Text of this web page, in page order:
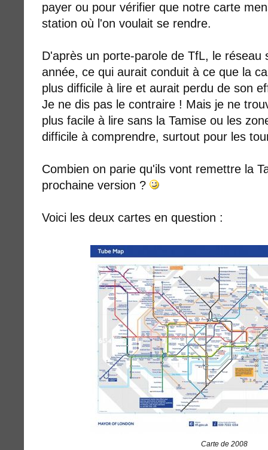
payer ou pour vérifier que notre carte
station où l'on voulait se rendre.
D'après un porte-parole de TfL, le réseau
année, ce qui aurait conduit à ce que la
plus difficile à lire et aurait perdu de son
Je ne dis pas le contraire ! Mais je ne
plus facile à lire sans la Tamise ou les
difficile à comprendre, surtout pour les
Combien on parie qu'ils vont remettre la
prochaine version ?
Voici les deux cartes en question :
Carte de 2008